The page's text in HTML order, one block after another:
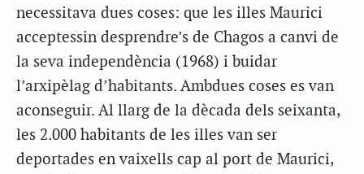
necessitava dues coses: que les illes Maurici
acceptessin desprendre’s de Chagos a canvi de
la seva independència (1968) i buidar
l’arxipèlag d’habitants. Ambdues coses es van
aconseguir. Al llarg de la dècada dels seixanta,
les 2.000 habitants de les illes van ser
deportades en vaixells cap al port de Maurici,